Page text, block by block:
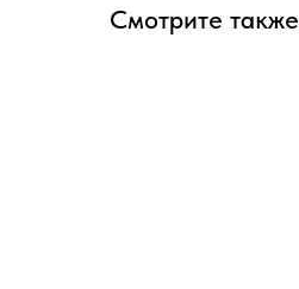
Смотрите также